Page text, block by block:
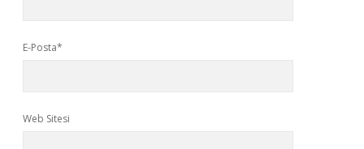
E-Posta*
Web Sitesi